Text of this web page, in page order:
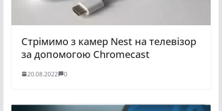
Стрімимо з камер Nest на телевізор
за допомогою Chromecast
20.08.2022 0